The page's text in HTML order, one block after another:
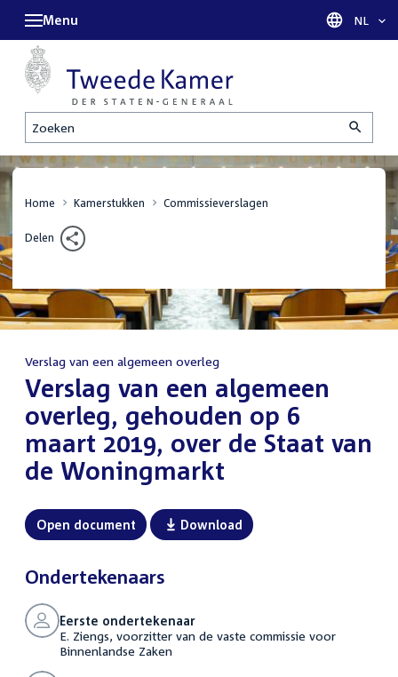
Zoeken
Menu Taal
NL
Home Kamerstukken Commissieverslagen
Delen
Verslag van een algemeen overleg
:Verslag van een algemeen
overleg, gehouden op 6
maart 2019, over de Staat van
de Woningmarkt
Open document Download
Ondertekenaars
Eerste ondertekenaar
E. Ziengs, voorzitter van de vaste commissie voor
Binnenlandse Zaken